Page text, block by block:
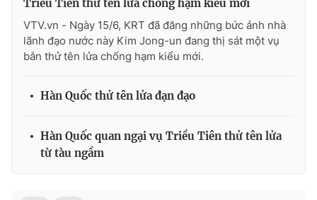
Theo dõi báo trên
Triều Tiên thử tên lửa chống hạm kiểu mới
VTV.vn - Ngày 15/6, KRT đã đăng những bức ảnh nhà
lãnh đạo nước này Kim Jong-un đang thị sát một vụ
bắn thử tên lửa chống hạm kiểu mới.
Hàn Quốc thử tên lửa đạn đạo
Hàn Quốc quan ngại vụ Triều Tiên thử tên lửa
từ tàu ngầm